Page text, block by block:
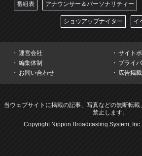
番組表 アナウンサー＆パーソナリティー
ショウアップナイター イ
運営会社
サイト
編集体制
プライ
お問い合わせ
広告掲
当ウェブサイトに掲載の記事、写真などの無断転載
禁止します。
Copyright Nippon Broadcasting System,